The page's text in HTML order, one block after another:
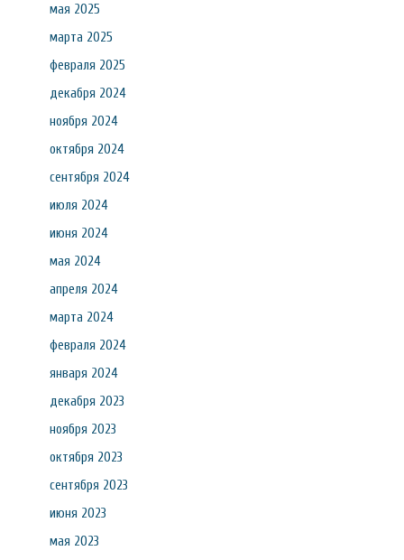
мая 2025
марта 2025
февраля 2025
декабря 2024
ноября 2024
октября 2024
сентября 2024
июля 2024
июня 2024
мая 2024
апреля 2024
марта 2024
февраля 2024
января 2024
декабря 2023
ноября 2023
октября 2023
сентября 2023
июня 2023
мая 2023